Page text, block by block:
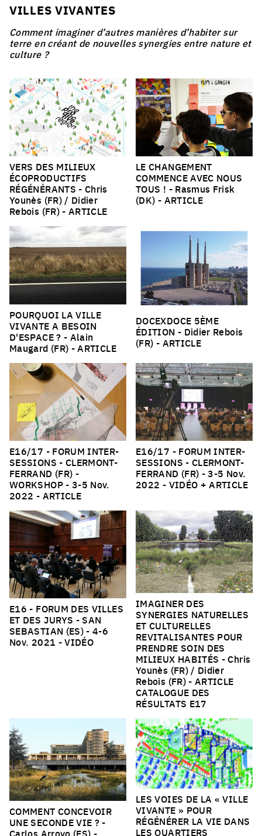
VILLES VIVANTES
Comment imaginer d’autres manières d’habiter sur
terre en créant de nouvelles synergies entre nature et
culture ?
VERS DES MILIEUX
ÉCOPRODUCTIFS
RÉGÉNÉRANTS - Chris
Younès (FR) / Didier
Rebois (FR) -ARTICLE
LE CHANGEMENT
COMMENCE AVEC NOUS
TOUS ! - Rasmus Frisk
(DK) - ARTICLE
POURQUOI LA VILLE
VIVANTE A BESOIN
D'ESPACE ? - Alain
Maugard (FR) -ARTICLE
DOCEXDOCE 5ÈME
ÉDITION - Didier Rebois
(FR) - ARTICLE
E16/17 - FORUM INTER-
SESSIONS - CLERMONT-
FERRAND (FR) -
WORKSHOP- 3-5 Nov.
2022 - ARTICLE
E16/17 - FORUM INTER-
SESSIONS - CLERMONT-
FERRAND (FR) - 3-5 Nov.
2022 - VIDÉO + ARTICLE
E16 - FORUM DES VILLES
ET DES JURYS - SAN
SEBASTIAN (ES) - 4-6
Nov. 2021 -VIDÉO
IMAGINER DES
SYNERGIES NATURELLES
ET CULTURELLES
REVITALISANTES POUR
PRENDRE SOIN DES
MILIEUX HABITÉS - Chris
Younès (FR) / Didier
Rebois (FR) -ARTICLE
CATALOGUE DES
RÉSULTATS E17
COMMENT CONCEVOIR
UNE SECONDE VIE ? -
Carlos Arroyo (ES) -
LES VOIES DE LA « VILLE
VIVANTE » POUR
RÉGÉNÉRER LA VIE DANS
LES QUARTIERS